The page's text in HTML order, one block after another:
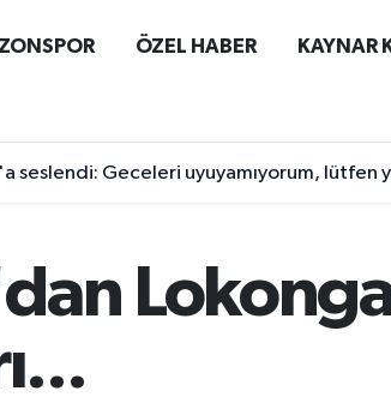
ÖZEL HABER KAYNAR
seslendi: Geceleri uyuyamıyorum, lütfen